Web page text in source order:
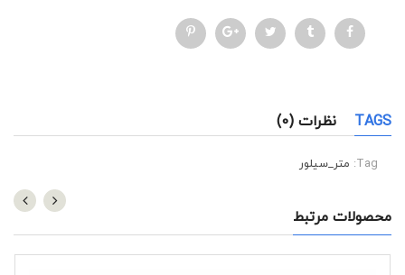
5/5M
عدد
TAGS نظرات (0)
Tag: متر_سیلور
محصولات مرتبط